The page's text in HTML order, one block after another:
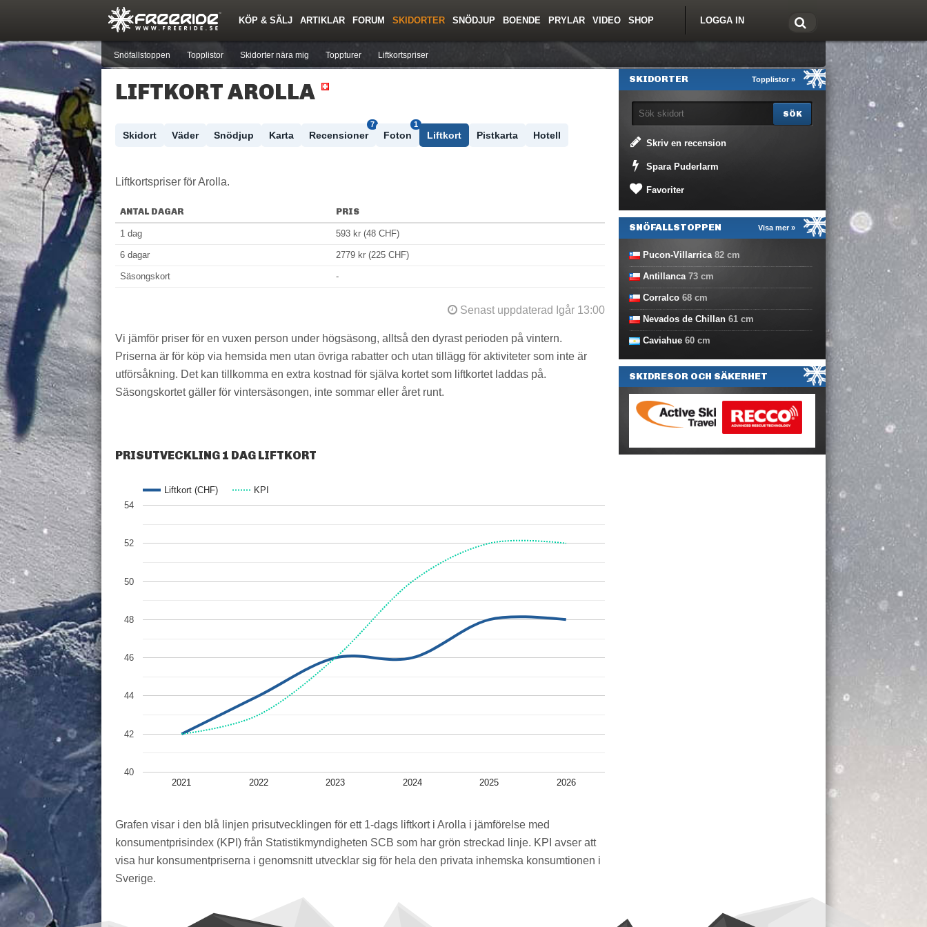
LOGGA IN
KÖP & SÄLJ ARTIKLAR
Nyheter Quiz Events
FORUM
Nya inlägg Forumlista
SKIDORTER
Snöfallstoppen Topplistor Skidorter nära mig Toppturer Liftkortspriser
SNÖDJUP BOENDE PRYLAR
Skidor Pjäxor
VIDEO
Årets Krasch
SHOP
LIFTKORT AROLLA
Skidort Väder Snödjup Karta Recensioner
7
Foton
1
Liftkort Pistkarta Hotell
Liftkortspriser för Arolla.
ANTAL DAGAR PRIS
1 dag 593 kr (48 CHF)
6 dagar 2779 kr (225 CHF)
Säsongskort -
Senast uppdaterad Igår 13:00
Vi jämför priser för en vuxen person under högsäsong, alltså den dyrast perioden på vintern.
Priserna är för köp via hemsida men utan övriga rabatter och utan tillägg för aktiviteter som inte är
utförsåkning. Det kan tillkomma en extra kostnad för själva kortet som liftkortet laddas på.
Säsongskortet gäller för vintersäsongen, inte sommar eller året runt.
PRISUTVECKLING 1 DAG LIFTKORT
Liftkort (CHF) KPI
2021 2022 2023 2024 2025 2026
40
42
44
46
48
50
52
54
Grafen visar i den blå linjen prisutvecklingen för ett 1-dags liftkort i Arolla i jämförelse med
konsumentprisindex (KPI) från Statistikmyndigheten SCB som har grön streckad linje. KPI avser att
visa hur konsumentpriserna i genomsnitt utvecklar sig för hela den privata inhemska konsumtionen i
Sverige.
Topplistor »
SKIDORTER
Skriv en recension
Spara Puderlarm
Favoriter
Visa mer »
SNÖFALLSTOPPEN
Pucon-Villarrica82 cm
Antillanca73 cm
Corralco 68 cm
Nevados de Chillan 61 cm
Caviahue 60 cm
SKIDRESOR OCH SÄKERHET